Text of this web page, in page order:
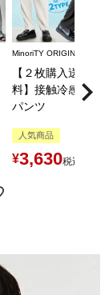
MinoriTY ORIGINAL
【２枚購入送料無
料】接触冷感とろ
パンツ
人気商品
¥3,630税込